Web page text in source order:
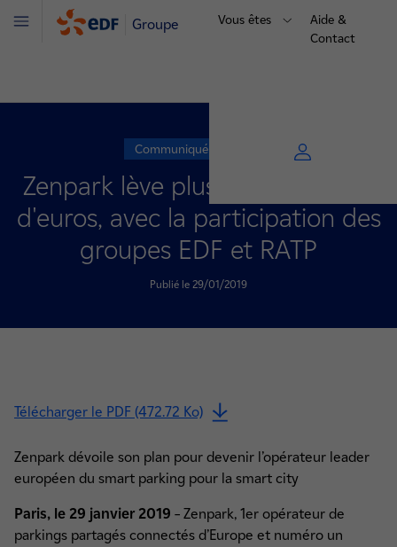
Groupe Vous êtes
Aide &
Contact
Menu
Communiqué de presse
Zenpark lève plus de 10 millions
d'euros, avec la participation des
groupes EDF et RATP
Publié le 29/01/2019
Télécharger le PDF (472.72 Ko)
Zenpark dévoile son plan pour devenir l’opérateur leader
européen du smart parking pour la smart city
Paris, le 29 janvier 2019 – Zenpark, 1er opérateur de
parkings partagés connectés d’Europe et numéro un